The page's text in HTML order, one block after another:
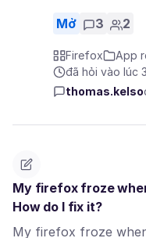
Mở 3 2
Firefox
App
đã hỏi vào lúc
thomas.kelso
My firefox froze
How do I fix it?
My firefox froze